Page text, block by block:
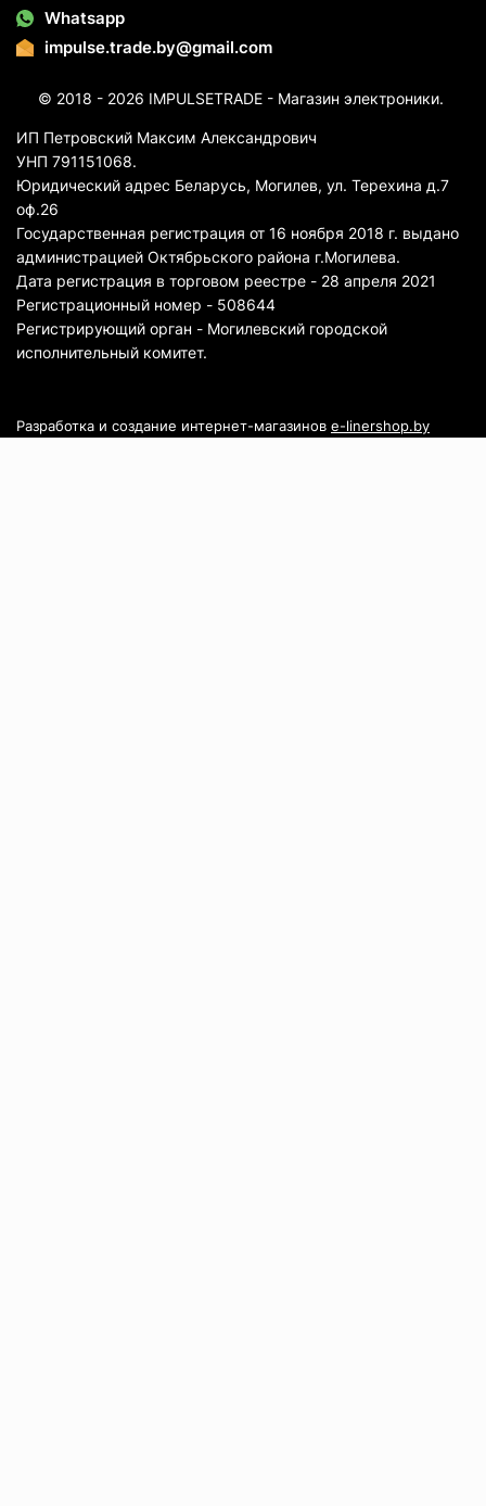
Whatsapp
impulse.trade.by@gmail.com
© 2018 - 2026 IMPULSETRADE - Магазин электроники.
ИП Петровский Максим Александрович
УНП 791151068.
Юридический адрес Беларусь, Могилев, ул. Терехина д.7
оф.26
Государственная регистрация от 16 ноября 2018 г. выдано
администрацией Октябрьского района г.Могилева.
Дата регистрация в торговом реестре - 28 апреля 2021
Регистрационный номер - 508644
Регистрирующий орган - Могилевский городской
исполнительный комитет.
Разработка и создание интернет-магазинов e-linershop.by